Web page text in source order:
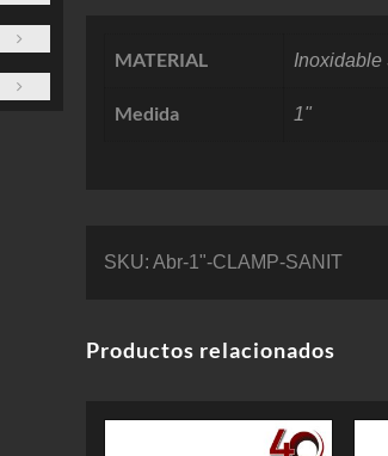
MATERIAL Inoxidable
Medida 1"
SKU:Abr-1"-CLAMP-SANIT
Productos relacionados